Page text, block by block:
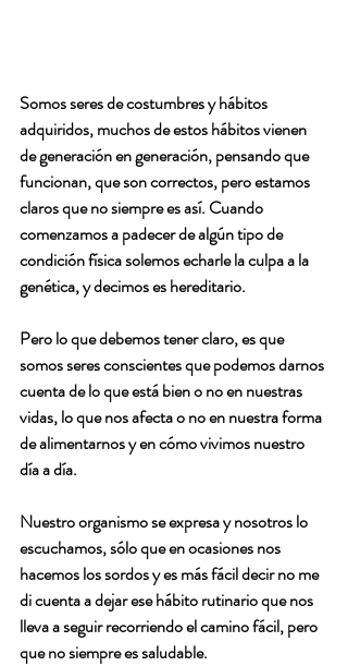
Somos seres de costumbres y hábitos
adquiridos, muchos de estos hábitos vienen
de generación en generación, pensando que
funcionan, que son correctos, pero estamos
claros que no siempre es así. Cuando
comenzamos a padecer de algún tipo de
condición física solemos echarle la culpa a la
genética, y decimos es hereditario.
Pero lo que debemos tener claro, es que
somos seres conscientes que podemos darnos
cuenta de lo que está bien o no en nuestras
vidas, lo que nos afecta o no en nuestra forma
de alimentarnos y en cómo vivimos nuestro
día a día.
Nuestro organismo se expresa y nosotros lo
escuchamos, sólo que en ocasiones nos
hacemos los sordos y es más fácil decir no me
di cuenta a dejar ese hábito rutinario que nos
lleva a seguir recorriendo el camino fácil, pero
que no siempre es saludable.